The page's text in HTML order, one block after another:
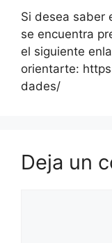
Si desea saber
se encuentra
el siguiente
orientarte:
dades/
Deja un